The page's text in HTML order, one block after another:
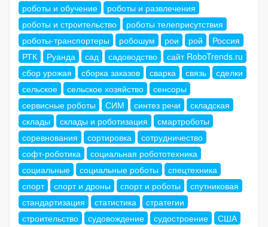
роботы и обучение
роботы и развлечения
роботы и строительство
роботы телеприсутствия
роботы-транспортеры
робошум рои рой
Россия
РТК
Руанда сад садоводство
сайт RoboTrends.ru
сбор урожая
сборка заказов сварка связь
сделки
сельское
сельское хозяйство
сенсоры
сервисные роботы
СИМ синтез речи
складская
склады
склады и роботизация
смартроботы
соревнования
сортировка
сотрудничество
софт-роботика
социальная робототехника
социальные
социальные роботы
спецтехника
спорт
спорт и дроны спорт и роботы
спутниковая
стандартизация
статистика
стратегии
строительство
судовождение судостроение
США